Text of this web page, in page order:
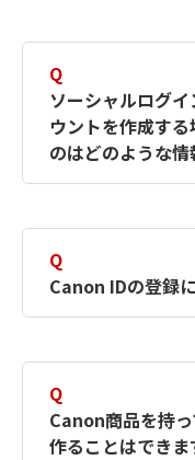
す。詳しい作
何ですか？
ださい。
Q
ソーシャルログ
ウントを作成す
のはどのような情
択したサー
簡単に作成で
Canon IDの登
Q
Canon IDの登録
Q
Canon商品を持
作ることはできま